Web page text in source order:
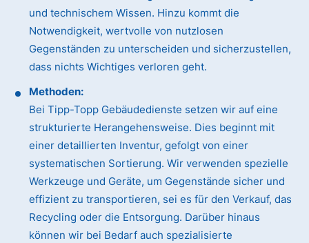
und technischem Wissen. Hinzu kommt die
Notwendigkeit, wertvolle von nutzlosen
Gegenständen zu unterscheiden und sicherzustellen,
dass nichts Wichtiges verloren geht.
Methoden:
Bei Tipp-Topp Gebäudedienste setzen wir auf eine
strukturierte Herangehensweise. Dies beginnt mit
einer detaillierten Inventur, gefolgt von einer
systematischen Sortierung. Wir verwenden spezielle
Werkzeuge und Geräte, um Gegenstände sicher und
effizient zu transportieren, sei es für den Verkauf, das
Recycling oder die Entsorgung. Darüber hinaus
können wir bei Bedarf auch spezialisierte